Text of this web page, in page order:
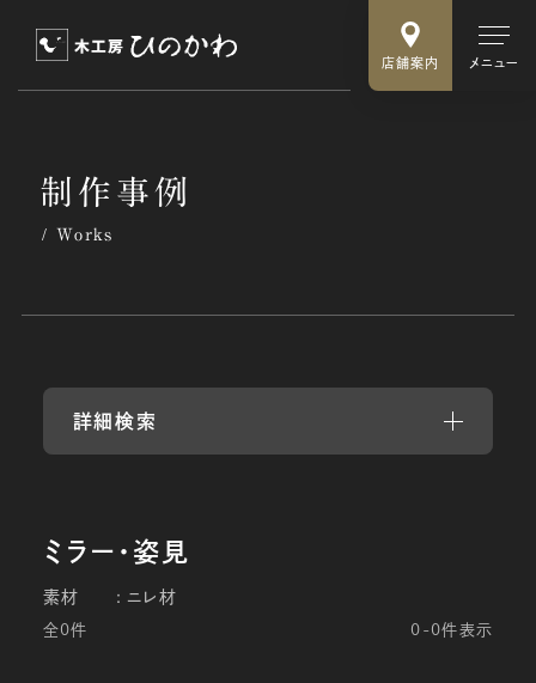
店舗案内 メニュー
制 作 事例
Works
詳細検索
素材 ニレ材
全0件 0-0件表示